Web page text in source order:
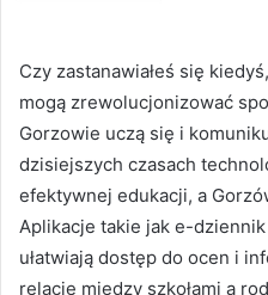
Czy zastanawiałeś się
mogą zrewolucjonizować
Gorzowie uczą się i
dzisiejszych czasach
efektywnej edukacji, a
Aplikacje takie jak e-
ułatwiają dostęp do ocen i
relacje między szkołami a